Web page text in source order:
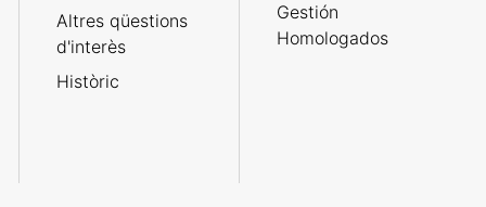
Altres qüestions
d'interès
Històric
Gestión
Homologados